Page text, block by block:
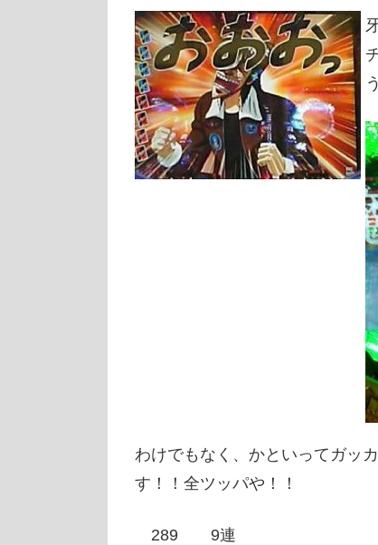
わけでもなく、かといってガッ
す！！全ツッパや！！
289 9連